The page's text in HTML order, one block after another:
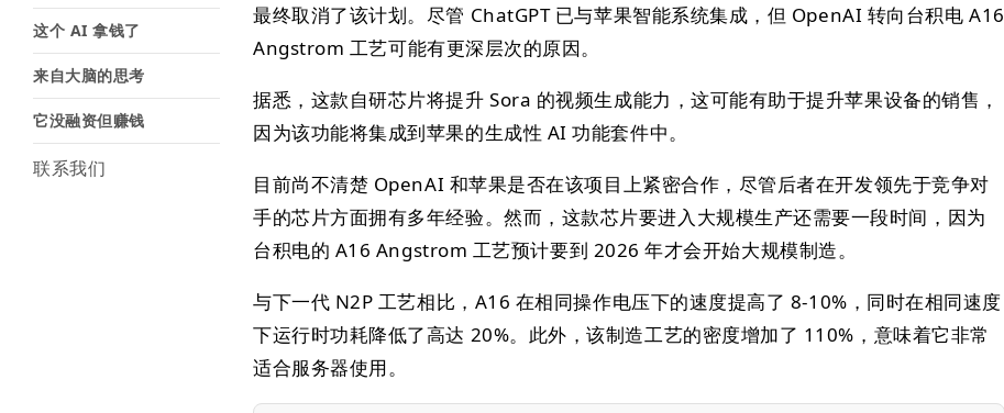
这个 AI 拿钱了
来自大脑的思考
它没融资但赚钱
联系我们
最终取消了该计划。尽管 ChatGPT 已与苹果智能系统集成，但 OpenAI 转向台积电 A16
Angstrom 工艺可能有更深层次的原因。
据悉，这款自研芯片将提升 Sora 的视频生成能力，这可能有助于提升苹果设备的销售，
因为该功能将集成到苹果的生成性 AI 功能套件中。
目前尚不清楚 OpenAI 和苹果是否在该项目上紧密合作，尽管后者在开发领先于竞争对
手的芯片方面拥有多年经验。然而，这款芯片要进入大规模生产还需要一段时间，因为
台积电的 A16 Angstrom 工艺预计要到 2026 年才会开始大规模制造。
与下一代 N2P 工艺相比，A16 在相同操作电压下的速度提高了 8-10%，同时在相同速度
下运行时功耗降低了高达 20%。此外，该制造工艺的密度增加了 110%，意味着它非常
适合服务器使用。